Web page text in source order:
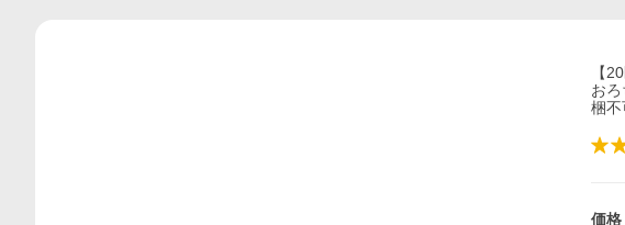
【
お
梱不
価格